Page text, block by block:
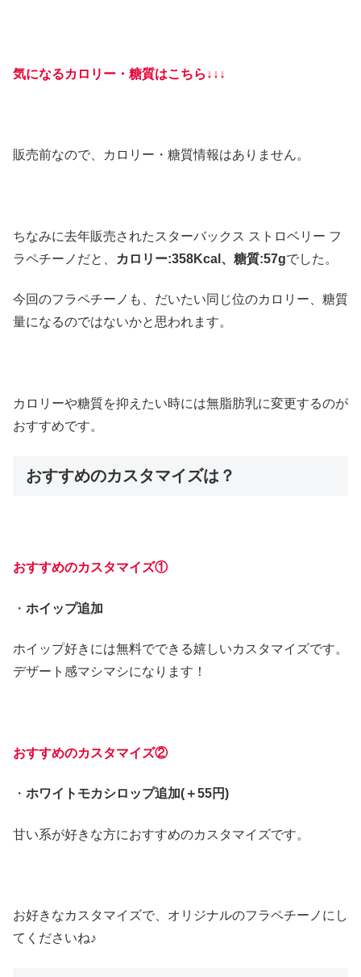
気になるカロリー・糖質はこちら↓↓↓
販売前なので、カロリー・糖質情報はありません。
ちなみに去年販売されたスターバックス ストロベリー フ
ラペチーノだと、
カロリー:358Kcal、糖質:57gでした。
今回のフラペチーノも、だいたい同じ位のカロリー、糖質
量になるのではないかと思われます。
カロリーや糖質を抑えたい時には無脂肪乳に変更するのが
おすすめです。
おすすめのカスタマイズは？
おすすめのカスタマイズ①
・ ホイップ追加
ホイップ好きには無料でできる嬉しいカスタマイズです。
デザート感マシマシになります！
おすすめのカスタマイズ②
・ ホワイトモカシロップ追加(＋55円)
甘い系が好きな方におすすめのカスタマイズです。
お好きなカスタマイズで、オリジナルのフラペチーノにし
てくださいね♪